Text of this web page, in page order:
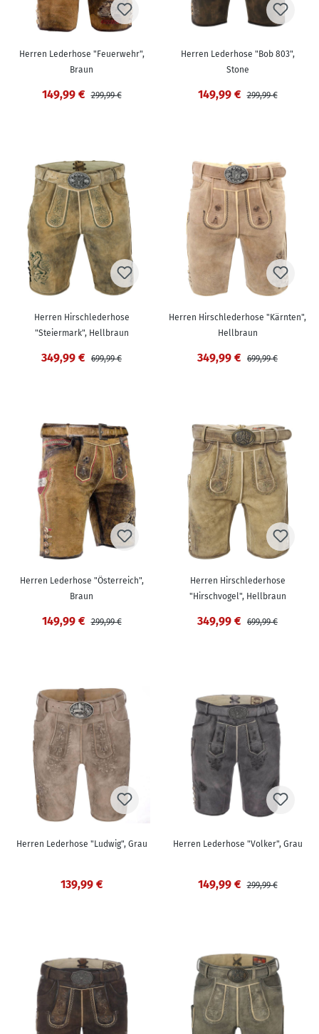
Herren Lederhose "Feuerwehr",
Braun
149,99 € 299,99 €
Herren Lederhose "Bob 803",
Stone
149,99 € 299,99 €
Herren Hirschlederhose
"Steiermark", Hellbraun
349,99 € 699,99 €
Herren Hirschlederhose "Kärnten",
Hellbraun
349,99 € 699,99 €
Herren Lederhose "Österreich",
Braun
149,99 € 299,99 €
Herren Hirschlederhose
"Hirschvogel", Hellbraun
349,99 € 699,99 €
Herren Lederhose "Ludwig", Grau
139,99 €
Herren Lederhose "Volker", Grau
149,99 € 299,99 €